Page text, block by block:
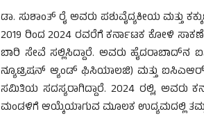
ಡಾ. ಸುಶಾಂತ್ ರೈ ಅವರು ಪಶುವೈದ್ಯಕೀಯ ಮತ್ತು
2019 ರಿಂದ 2024 ರವರೆಗೆ ಕರ್ನಾಟಕ ಕೋಳಿ
ಬಾರಿ ಸೇವೆ ಸಲ್ಲಿಸಿದ್ದಾರೆ. ಅವರು
ನ್ಯೂಟ್ರಿಷನ್ ಆ್ಯಂಡ್ ಫಿಸಿಯಾಲಜಿ) ಮತ್ತು
ಸಮಿತಿಯ ಸದಸ್ಯರಾಗಿದ್ದಾರೆ. 2024 ರಲ್ಲಿ,
ಮಂಡಳಿಗೆ ಆಯ್ಕೆಯಾಗುವ ಮೂಲಕ ಉದ್ಯಮದಲ್ಲಿ ತಮ್ಮ